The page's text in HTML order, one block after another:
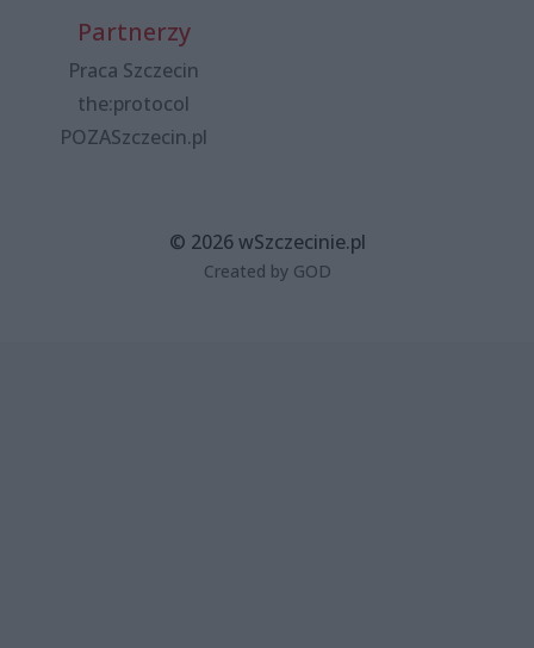
Partnerzy
Praca Szczecin
the:protocol
POZASzczecin.pl
© 2026 wSzczecinie.pl
Created by GOD